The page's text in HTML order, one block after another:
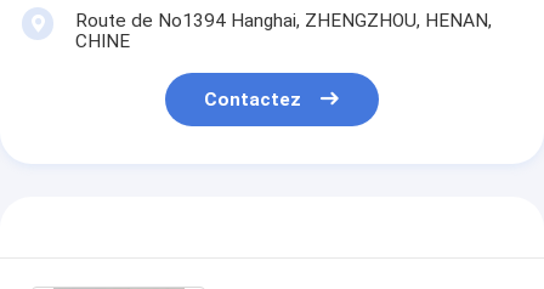
Route de No1394 Hanghai, ZHENGZHOU, HENAN,
CHINE
Contactez